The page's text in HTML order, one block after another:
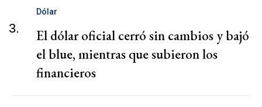
3.
Dólar
El dólar oficial cerró sin cambios y bajó
el blue, mientras que subieron los
financieros